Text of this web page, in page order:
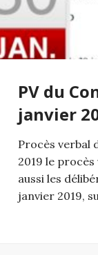
PV du
janvier
Procès verbal
2019 le
aussi les
janvier 2019,